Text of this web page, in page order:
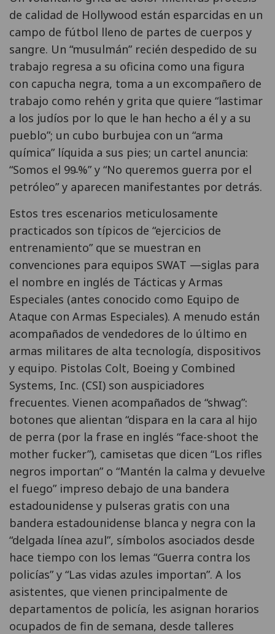
de calidad de Hollywood están esparcidas en un
campo de fútbol lleno de partes de cuerpos y
sangre. Un “musulmán” recién despedido de su
trabajo regresa a su oficina como una figura
con capucha negra, toma a un excompañero de
trabajo como rehén y grita que quiere “lastimar
a los judíos por lo que le han hecho a él y a su
pueblo”; un cubo burbujea con un “arma
química” líquida a sus pies; un cartel anuncia:
“Somos el 99̵ %” y “No queremos guerra por el
petróleo” y aparecen manifestantes por detrás.
Estos tres escenarios meticulosamente
practicados son típicos de “ejercicios de
entrenamiento” que se muestran en
convenciones para equipos SWAT —siglas para
el nombre en inglés de Tácticas y Armas
Especiales (antes conocido como Equipo de
Ataque con Armas Especiales). A menudo están
acompañados de vendedores de lo último en
armas militares de alta tecnología, dispositivos
y equipo. Pistolas Colt, Boeing y Combined
Systems, Inc. (CSI) son auspiciadores
frecuentes. Vienen acompañados de “shwag”:
botones que alientan “dispara en la cara al hijo
de perra (por la frase en inglés “face-shoot the
mother fucker”), camisetas que dicen “Los rifles
negros importan” o “Mantén la calma y devuelve
el fuego” impreso debajo de una bandera
estadounidense y pulseras gratis con una
bandera estadounidense blanca y negra con la
“delgada línea azul”, símbolos asociados desde
hace tiempo con los lemas “Guerra contra los
policías” y “Las vidas azules importan”. A los
asistentes, que vienen principalmente de
departamentos de policía, les asignan horarios
ocupados de fin de semana, desde talleres